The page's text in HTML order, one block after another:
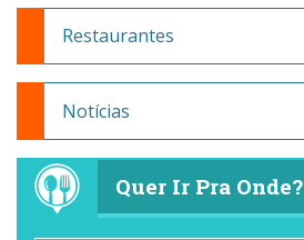
Restaurantes
Notícias
Quer Ir Pra Onde?